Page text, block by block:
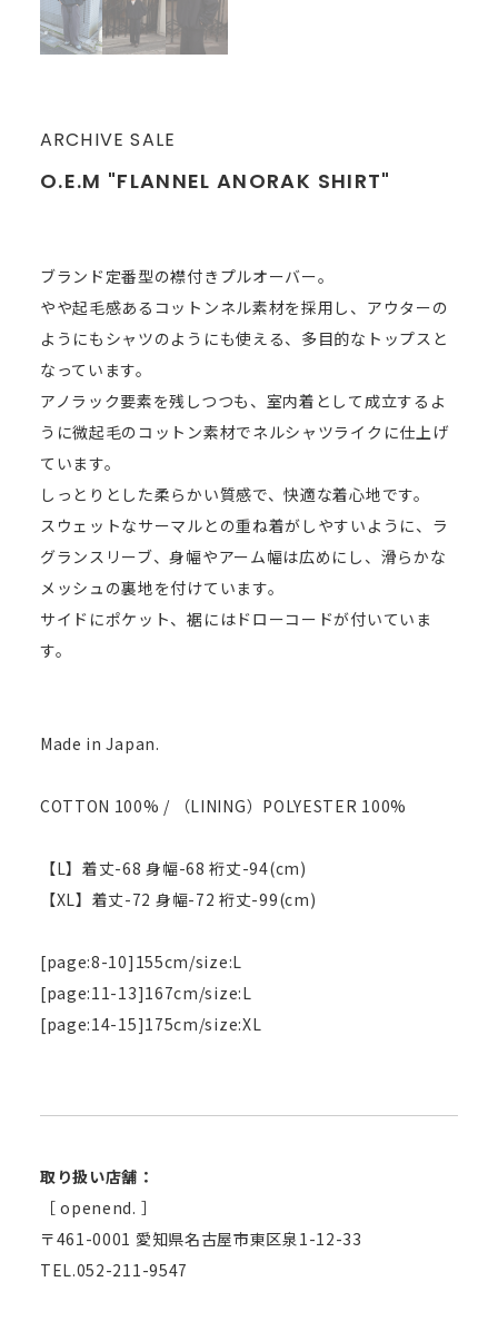
ARCHIVE SALE
O.E.M "FLANNEL ANORAK SHIRT"
ブランド定番型の襟付きプルオーバー。
やや起毛感あるコットンネル素材を採用し、アウターの
ようにもシャツのようにも使える、多目的なトップスと
なっています。
アノラック要素を残しつつも、室内着として成立するよ
うに微起毛のコットン素材でネルシャツライクに仕上げ
ています。
しっとりとした柔らかい質感で、快適な着心地です。
スウェットなサーマルとの重ね着がしやすいように、ラ
グランスリーブ、身幅やアーム幅は広めにし、滑らかな
メッシュの裏地を付けています。
サイドにポケット、裾にはドローコードが付いていま
す。
Made in Japan.
COTTON 100% / （LINING）POLYESTER 100%
【L】着丈-68 身幅-68 裄丈-94(cm)
【XL】着丈-72 身幅-72 裄丈-99(cm)
[page:8-10]155cm/size:L
[page:11-13]167cm/size:L
[page:14-15]175cm/size:XL
取り扱い店舗：
［ openend. ］
〒461-0001 愛知県名古屋市東区泉1-12-33
TEL.052-211-9547